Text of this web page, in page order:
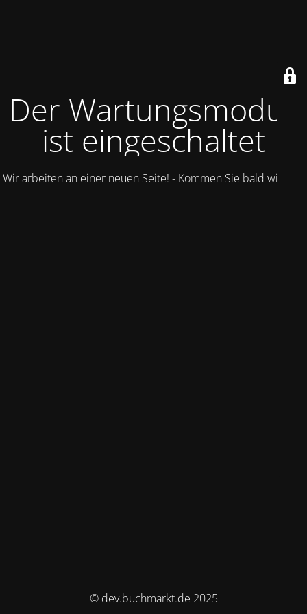
Der Wartungsmodus
ist eingeschaltet
Wir arbeiten an einer neuen Seite! - Kommen Sie bald wieder.
© dev.buchmarkt.de 2025